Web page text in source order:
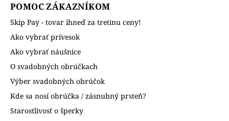
POMOC ZÁKAZNÍKOM
Skip Pay - tovar ihneď za tretinu ceny!
Ako vybrať prívesok
Ako vybrať náušnice
O svadobných obrúčkach
Výber svadobných obrúčok
Kde sa nosí obrúčka / zásnubný prsteň?
Starostlivosť o šperky